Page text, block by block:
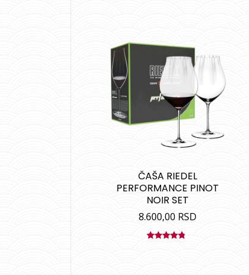
ČAŠA RIEDEL
PERFORMANCE PINOT
NOIR SET
8.600,00 RSD